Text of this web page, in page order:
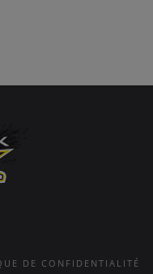
DE CONFIDENTIALITÉ